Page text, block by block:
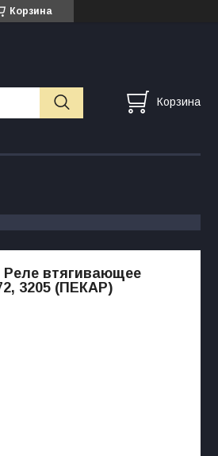
Корзина
Корзина
Реле втягивающее
3205 (ПЕКАР)